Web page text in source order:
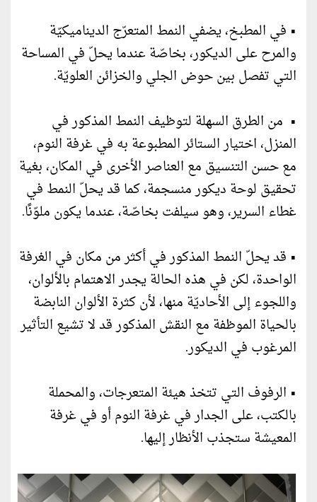
• في المطبخ، يضفي النمط المتعرّج الديناميكيّة
والمرح على الديكور، بخاصّة عندما يحلّ في المساحة
التي تفصل بين حوض الجلي والخزائن العلويّة.
• من الطرق السهلة لتوظيف النمط المذكور في
المنزل، اختيار الستائر المطبوعة به في غرفة النوم،
مع حسن التنسيق مع العناصر الأخرى في المكان، بغية
تحقيق لوحة ديكور منسجمة، كما قد يحلّ النمط في
غطاء السرير، وهو سيلفت بخاصّة، عندما يكون ملوّنًا.
• قد يحلّ النمط المذكور في أكثر من مكان في الغرفة
الواحدة، لكن في هذه الحالة يجدر الاهتمام بالألوان،
واللجوء إلى الأحاديّة منها، لأن كثرة الألوان النابضة
بالحياة الموظفة مع النقش المذكور قد لا تشيع التأثير
المرغوب في الديكور.
• الرفوف التي تتخذ هيئة المتعرجات، والمحملة
بالكتب، على الجدار في غرفة النوم أو في غرفة
المعيشة ستجذب الأنظار إليها.